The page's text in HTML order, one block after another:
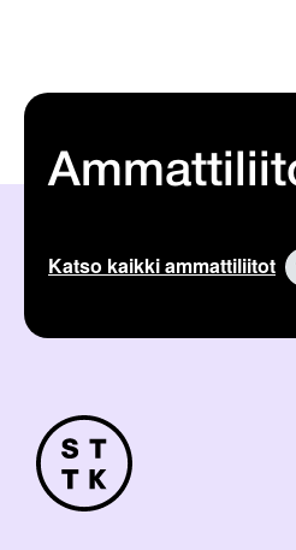
Katso kaikki ammattiliitot